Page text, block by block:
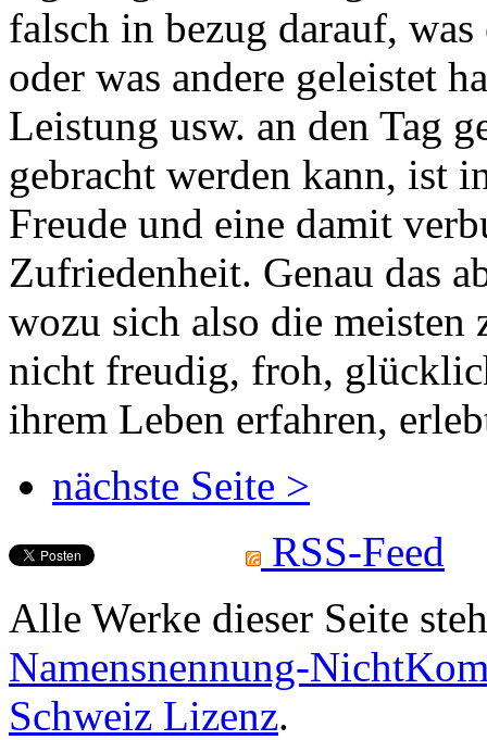
falsch in bezug darauf,
oder was andere geleistet
Leistung usw. an den Tag
gebracht werden kann, ist
Freude und eine damit
Zufriedenheit. Genau das
wozu sich also die meisten
nicht freudig, froh,
ihrem Leben erfahren,
nächste Seite >
RSS-Feed
Alle Werke dieser Seite
Namensnennung-
Schweiz Lizenz.